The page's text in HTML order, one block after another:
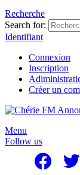
Recherche
Search for:
Identifiant
Connexion
Inscription
Créer un
Menu
Follow us